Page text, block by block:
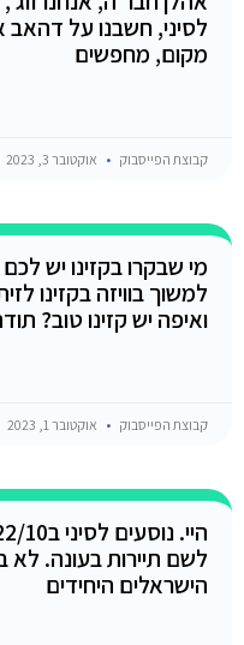
לסיני, חשבנו על דהאב
מקום, מחפשים
קבוצת הפייסבוק אוקטובר 3, 2023
מי שבקרו בקזינו יש
למשוך בוויזה בקזינו
ואיפה יש קזינו טוב?
קבוצת הפייסבוק אוקטובר 1, 2023
לשם תיירות בעונה.
הישראלים היחידים